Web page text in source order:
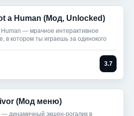
a Human (Мод, Unlocked)
Human — мрачное интерактивное
в котором ты играешь за одинокого
3.7
(Мод меню)
— динамичный экшен-рогалик в